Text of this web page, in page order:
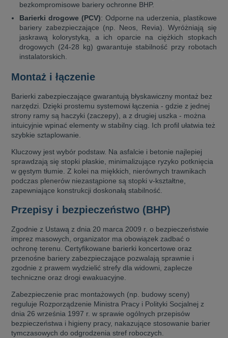
bezkompromisowe bariery ochronne BHP.
Barierki drogowe (PCV): Odporne na uderzenia, plastikowe
bariery zabezpieczające (np. Neos, Revia). Wyróżniają się
jaskrawą kolorystyką, a ich oparcie na ciężkich stopkach
drogowych (24-28 kg) gwarantuje stabilność przy robotach
instalatorskich.
Montaż i łączenie
Barierki zabezpieczające gwarantują błyskawiczny montaż bez
narzędzi. Dzięki prostemu systemowi łączenia - gdzie z jednej
strony ramy są haczyki (zaczepy), a z drugiej uszka - można
intuicyjnie wpinać elementy w stabilny ciąg. Ich profil ułatwia też
szybkie sztaplowanie.
Kluczowy jest wybór podstaw. Na asfalcie i betonie najlepiej
sprawdzają się stopki płaskie, minimalizujące ryzyko potknięcia
w gęstym tłumie. Z kolei na miękkich, nierównych trawnikach
podczas plenerów niezastąpione są stopki v-kształtne,
zapewniające konstrukcji doskonałą stabilność.
Przepisy i bezpieczeństwo (BHP)
Zgodnie z Ustawą z dnia 20 marca 2009 r. o bezpieczeństwie
imprez masowych, organizator ma obowiązek zadbać o
ochronę terenu. Certyfikowane barierki koncertowe oraz
przenośne bariery zabezpieczające pozwalają sprawnie i
zgodnie z prawem wydzielić strefy dla widowni, zaplecze
techniczne oraz drogi ewakuacyjne.
Zabezpieczenie prac montażowych (np. budowy sceny)
reguluje Rozporządzenie Ministra Pracy i Polityki Socjalnej z
dnia 26 września 1997 r. w sprawie ogólnych przepisów
bezpieczeństwa i higieny pracy, nakazujące stosowanie barier
tymczasowych do odgrodzenia stref roboczych.